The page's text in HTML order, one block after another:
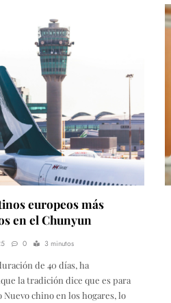
europeos más
en el Chunyun
0 3 minutos
de 40 días, ha
la tradición dice que es para
Nuevo chino en los hogares, lo